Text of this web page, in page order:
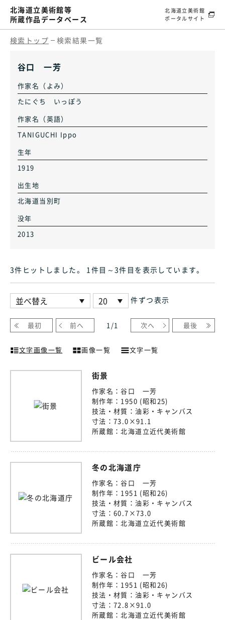
北海道立美術館等
所蔵作品データベース
北海道立美術館
ポータルサイト
検索トップ 検索結果一覧
谷口 一芳
作家名（よみ）
たにぐち いっぽう
作家名（英語）
TANIGUCHI Ippo
生年
1919
出生地
北海道当別町
没年
2013
3件ヒット しました。 1件目～3件目 を表示しています。
件ずつ表示
最初 前へ 1 /1 次へ 最後
文字画像一覧 画像一覧 文字一覧
街景
作家名：谷口 一芳
制作年： 1950 (昭和25)
技法・材質：油彩・キャンバス
寸法： 73.0×91.1
所蔵館：北海道立近代美術館
冬の北海道庁
作家名：谷口 一芳
制作年： 1951 (昭和26)
技法・材質：油彩・キャンバス
寸法： 60.7×73.0
所蔵館： 北海道立近代美術館
ビール会社
作家名：谷口 一芳
制作年： 1951 (昭和26)
技法・材質：油彩・キャンバス
寸法： 72.8×91.0
所蔵館： 北海道立近代美術館